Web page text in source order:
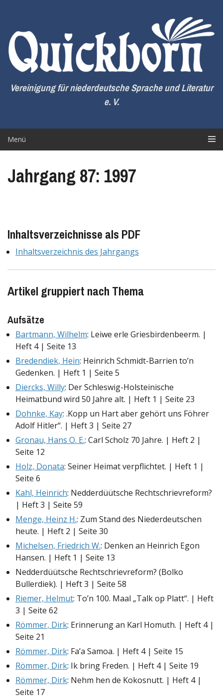
springen
Vereinigung für niederdeutsche Sprache und Literatur
e. V.
Menü
Jahrgang 87: 1997
Inhaltsverzeichnisse als PDF
Inhaltsverzeichnis des Jahrgangs
Artikel gruppiert nach Thema
Aufsätze
Bartmann, Wilhelm: Leiwe erle Griesbirdenbeerm. |
Heft 4 | Seite 13
Bredendiek, Hein: Heinrich Schmidt-Barrien to’n
Gedenken. | Heft 1 | Seite 5
Diercks, Willy: Der Schleswig-Holsteinische
Heimatbund wird 50 Jahre alt. | Heft 1 | Seite 23
Dohnke, Kay: .Kopp un Hart aber gehört uns Föhrer
Adolf Hitler“. | Heft 3 | Seite 27
Gronau, Hans O. E.: Carl Scholz 70 Jahre. | Heft 2 |
Seite 12
Holz, Donata: Seiner Heimat verpflichtet. | Heft 1 |
Seite 6
Kahl, Heinrich: Nedderdüütsche Rechtschrievreform?
| Heft 3 | Seite 59
Menge, Heinz H.: Zum Stand des Niederdeutschen
heute. | Heft 2 | Seite 30
Michelsen, Friedrich W.: Denken an Heinrich Egon
Hansen. | Heft 1 | Seite 13
Nedderdüütsche Rechtschrievreform? (Bolko
Bullerdiek). | Heft 3 | Seite 58
Riemer, Helmut: To’n 100. Maal „Talk op Platt“. | Heft
3 | Seite 62
Römmer, Dirk: Erinnerung an Karl Homuth. | Heft 4 |
Seite 21
Römmer, Dirk: Fa’a Samoa. | Heft 4 | Seite 15
Römmer, Dirk: Ik bring Freden. | Heft 4 | Seite 19
Römmer, Dirk: Nehm hen de Kokosnutt. | Heft 4 |
Seite 17